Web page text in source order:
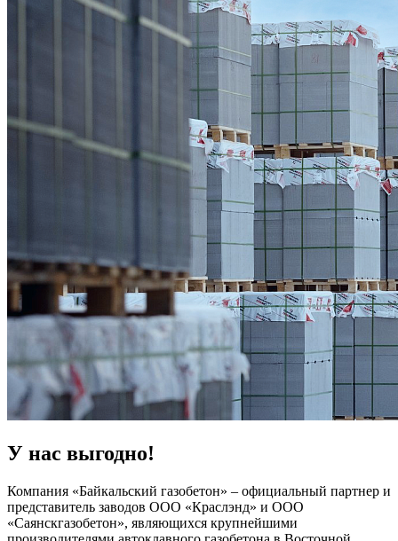
У нас выгодно!
Компания «Байкальский газобетон» – официальный партнер и
представитель заводов ООО «Краслэнд» и ООО
«Саянскгазобетон», являющихся крупнейшими